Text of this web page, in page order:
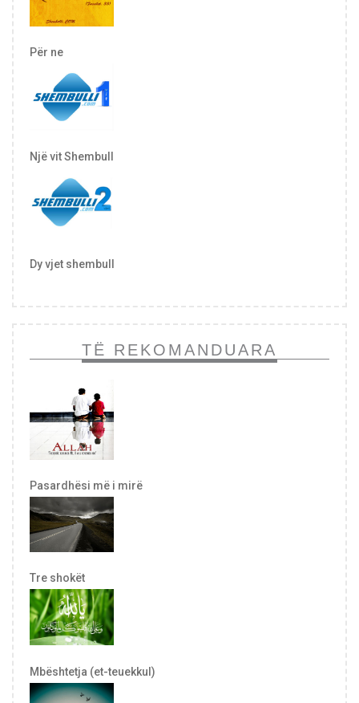
Për ne
Një vit Shembull
Dy vjet shembull
TË REKOMANDUARA
Pasardhësi më i mirë
Tre shokët
Mbështetja (et-teuekkul)